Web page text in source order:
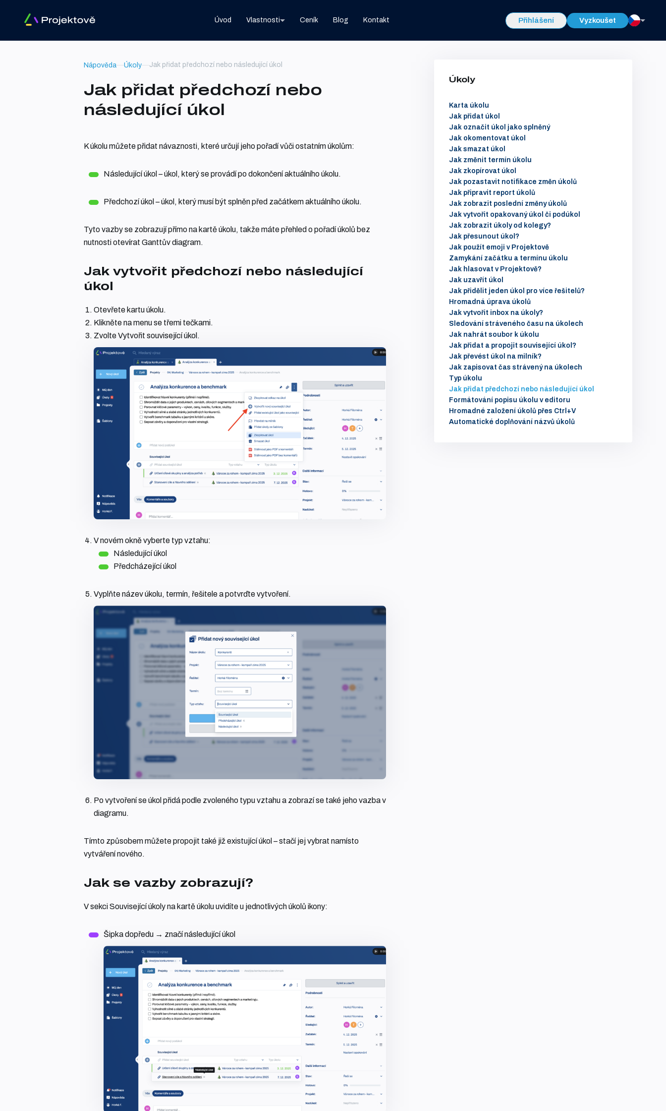
Úvod Vlastnosti Ceník Blog Kontakt Přihlášení Vyzkoušet
Nápověda Úkoly Jak přidat předchozí nebo následující úkol
Jak přidat předchozí nebo
následující úkol
K úkolu můžete přidat návaznosti, které určují jeho pořadí vůči ostatním úkolům:
Následující úkol – úkol, který se provádí po dokončení aktuálního úkolu.
Předchozí úkol – úkol, který musí být splněn před začátkem aktuálního úkolu.
Tyto vazby se zobrazují přímo na kartě úkolu, takže máte přehled o pořadí úkolů bez
nutnosti otevírat Ganttův diagram.
Jak vytvořit předchozí nebo následující
úkol
Otevřete kartu úkolu.
Klikněte na menu se třemi tečkami.
Zvolte Vytvořit související úkol.
V novém okně vyberte typ vztahu:
Následující úkol
Předcházející úkol
Vyplňte název úkolu, termín, řešitele a potvrďte vytvoření.
Po vytvoření se úkol přidá podle zvoleného typu vztahu a zobrazí se také jeho vazba v
diagramu.
Tímto způsobem můžete propojit také již existující úkol – stačí jej vybrat namísto
vytváření nového.
Jak se vazby zobrazují?
V sekci Související úkoly na kartě úkolu uvidíte u jednotlivých úkolů ikony:
Šipka dopředu → značí následující úkol
Úkoly
Karta úkolu
Jak přidat úkol
Jak označit úkol jako splněný
Jak okomentovat úkol
Jak smazat úkol
Jak změnit termín úkolu
Jak zkopírovat úkol
Jak pozastavit notifikace změn úkolů
Jak připravit report úkolů
Jak zobrazit poslední změny úkolů
Jak vytvořit opakovaný úkol či podúkol
Jak zobrazit úkoly od kolegy?
Jak přesunout úkol?
Jak použít emoji v Projektově
Zamykání začátku a termínu úkolu
Jak hlasovat v Projektově?
Jak uzavřít úkol
Jak přidělit jeden úkol pro více řešitelů?
Hromadná úprava úkolů
Jak vytvořit inbox na úkoly?
Sledování stráveného času na úkolech
Jak nahrát soubor k úkolu
Jak přidat a propojit související úkol?
Jak převést úkol na milník?
Jak zapisovat čas strávený na úkolech
Typ úkolu
Jak přidat předchozí nebo následující úkol
Formátování popisu úkolu v editoru
Hromadné založení úkolů přes Ctrl+V
Automatické doplňování názvů úkolů